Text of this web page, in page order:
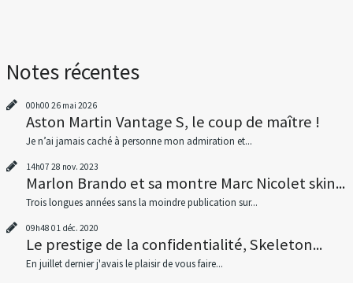
Notes récentes
00h00 26 mai 2026
Aston Martin Vantage S, le coup de maître !
Je n’ai jamais caché à personne mon admiration et...
14h07 28 nov. 2023
Marlon Brando et sa montre Marc Nicolet skin...
Trois longues années sans la moindre publication sur...
09h48 01 déc. 2020
Le prestige de la confidentialité, Skeleton...
En juillet dernier j'avais le plaisir de vous faire...